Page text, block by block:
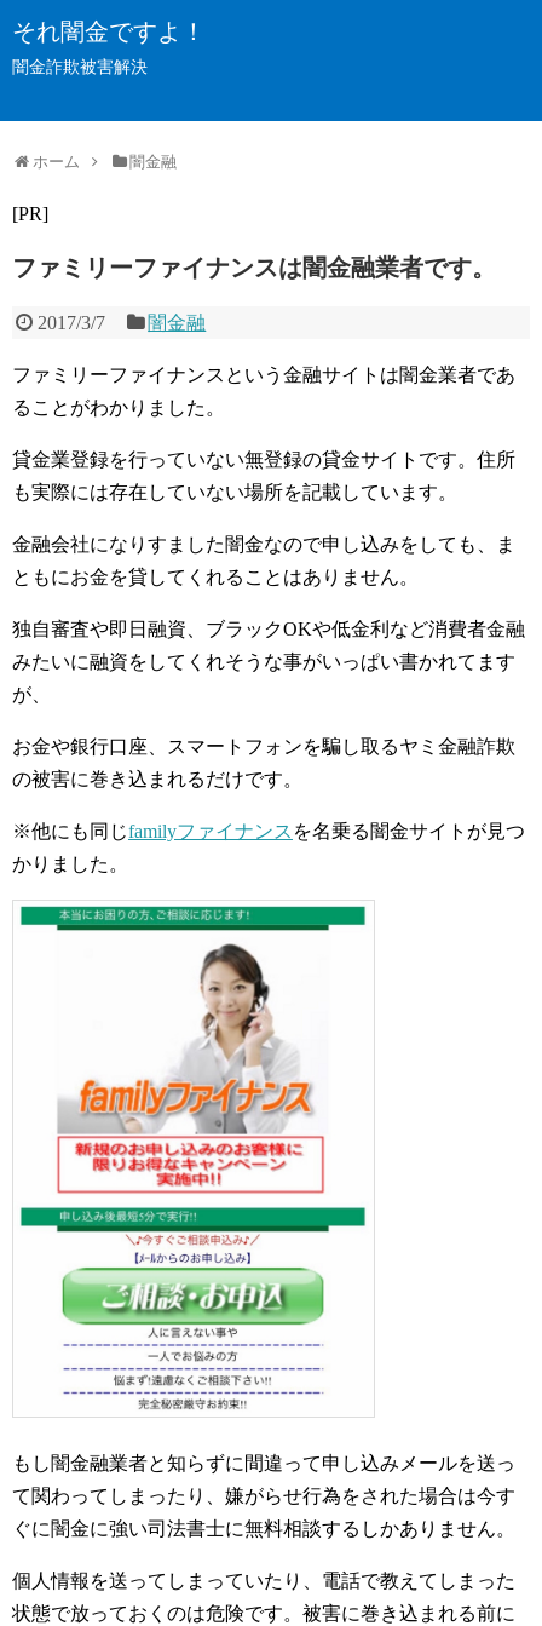
それ闇金ですよ！
闇金詐欺被害解決
ホーム 闇金融
[PR]
ファミリーファイナンスは闇金融業者です。
2017/3/7 闇金融
ファミリーファイナンスという金融サイトは闇金業者であ
ることがわかりました。
貸金業登録を行っていない無登録の貸金サイトです。住所
も実際には存在していない場所を記載しています。
金融会社になりすました闇金なので申し込みをしても、ま
ともにお金を貸してくれることはありません。
独自審査や即日融資、ブラックOKや低金利など消費者金融
みたいに融資をしてくれそうな事がいっぱい書かれてます
が、
お金や銀行口座、スマートフォンを騙し取るヤミ金融詐欺
の被害に巻き込まれるだけです。
※他にも同じfamilyファイナンス を名乗る闇金サイトが見つ
かりました。
もし闇金融業者と知らずに間違って申し込みメールを送っ
て関わってしまったり、嫌がらせ行為をされた場合は今す
ぐに闇金に強い司法書士に無料相談するしかありません。
個人情報を送ってしまっていたり、電話で教えてしまった
状態で放っておくのは危険です。被害に巻き込まれる前に